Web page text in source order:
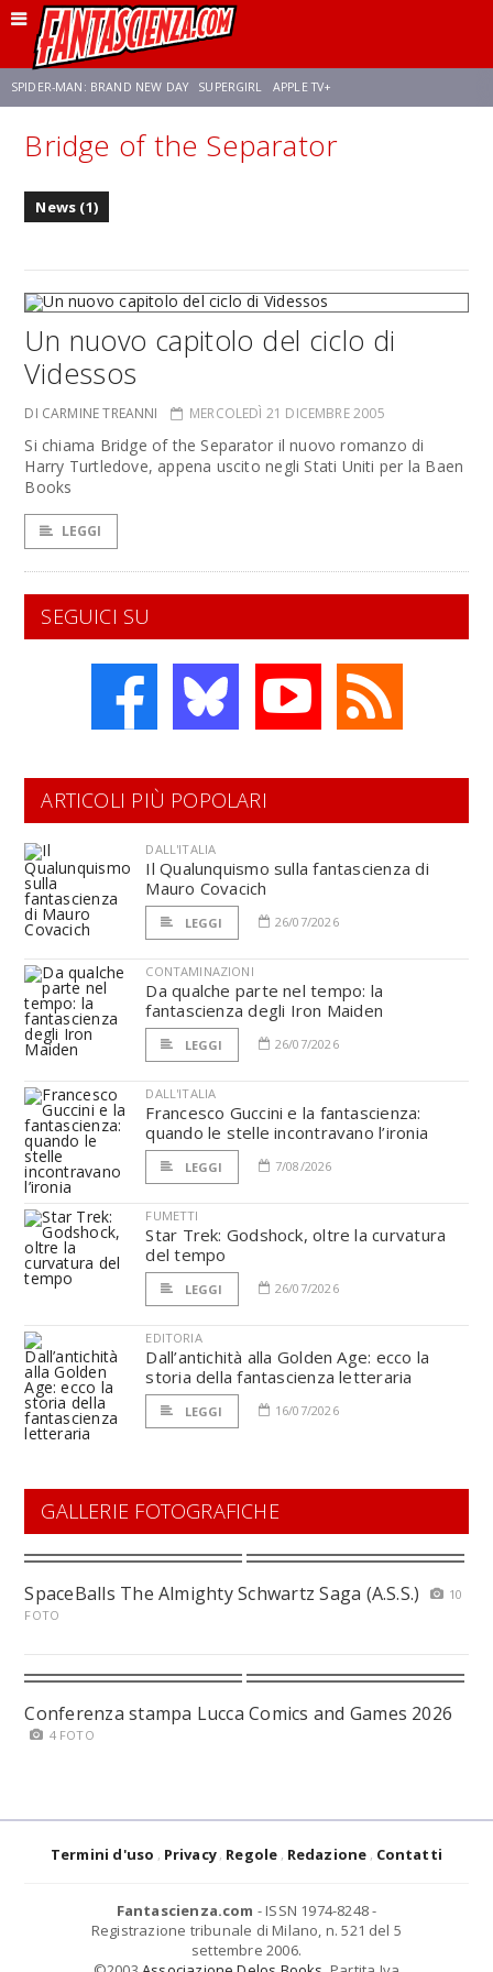
SPIDER-MAN: BRAND NEW DAY SUPERGIRL APPLE TV+
FRANCO RICCIARDIELLO ZENDAYA AVENGERS: DOOMSDAY
Bridge of the Separator
News (1)
Un nuovo capitolo del ciclo di
Videssos
DI CARMINE TREANNI MERCOLEDÌ 21 DICEMBRE 2005
Si chiama Bridge of the Separator il nuovo romanzo di
Harry Turtledove, appena uscito negli Stati Uniti per la Baen
Books
LEGGI
SEGUICI SU
ARTICOLI PIÙ POPOLARI
DALL'ITALIA
Il Qualunquismo sulla fantascienza di
Mauro Covacich
LEGGI 26/07/2026
CONTAMINAZIONI
Da qualche parte nel tempo: la
fantascienza degli Iron Maiden
LEGGI 26/07/2026
DALL'ITALIA
Francesco Guccini e la fantascienza:
quando le stelle incontravano l’ironia
LEGGI 7/08/2026
FUMETTI
Star Trek: Godshock, oltre la curvatura
del tempo
LEGGI 26/07/2026
EDITORIA
Dall’antichità alla Golden Age: ecco la
storia della fantascienza letteraria
LEGGI 16/07/2026
GALLERIE FOTOGRAFICHE
SpaceBalls The Almighty Schwartz Saga (A.S.S.)
10
FOTO
Conferenza stampa Lucca Comics and Games 2026
4 FOTO
Termini d'uso Privacy Regole Redazione Contatti
Fantascienza.com - ISSN 1974-8248 -
Registrazione tribunale di Milano, n. 521 del 5
settembre 2006.